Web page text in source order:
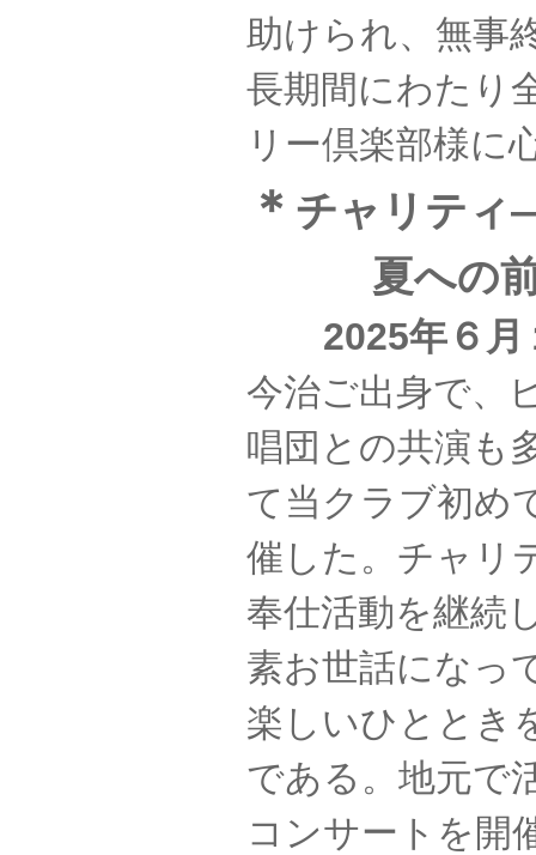
助けられ、無事
長期間にわたり
リー倶楽部様に
＊ チャリティ
夏への前奏
2025年６
今治ご出身で、
唱団との共演も
て当クラブ初め
催した。チャリ
奉仕活動を継続
素お世話になっ
楽しいひととき
である。地元で
コンサートを開